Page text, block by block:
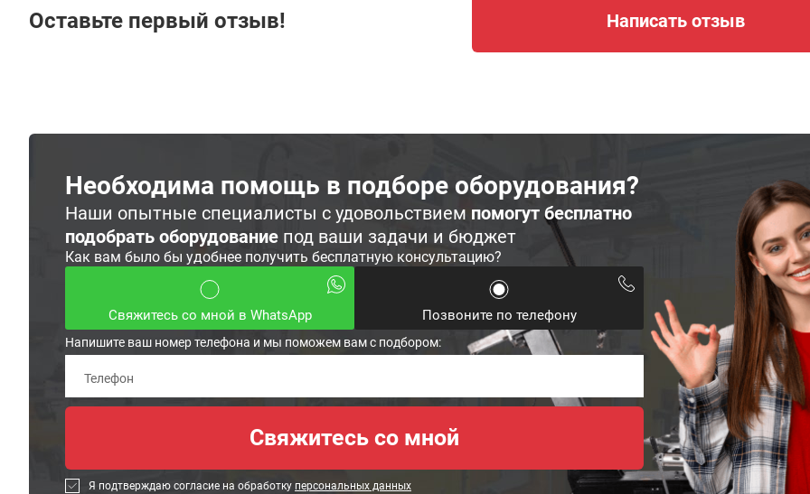
Оставьте первый отзыв! Написать отзыв
Необходима помощь в подборе оборудования?
Наши опытные специалисты с удовольствием помогут бесплатно
подобрать оборудование под ваши задачи и бюджет
Как вам было бы удобнее получить бесплатную консультацию?
Свяжитесь со мной в WhatsApp Позвоните по телефону
Напишите ваш номер телефона и мы поможем вам с подбором:
Я подтверждаю согласие на обработку персональных данных